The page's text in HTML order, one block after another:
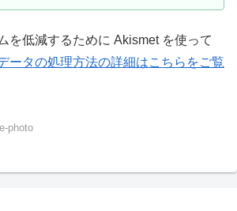
を低減するために Akismet を使って
ータの処理方法の詳細はこちらをご覧
photo